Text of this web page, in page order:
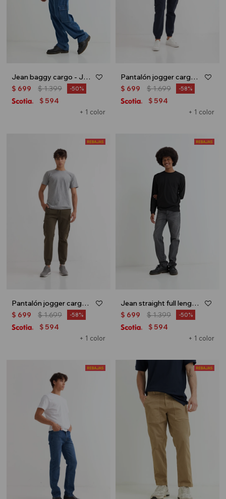
Jean baggy cargo - Jean oscuro
+ 1 color
$ 699 $1.399 50
$ 594
Pantalón jogger cargo - Azul marino
+ 1 color
$ 699 $1.699 58
$ 594
Pantalón jogger cargo - Verde oliva
+ 1 color
$ 699 $1.699 58
$ 594
Jean straight full length - Gris oscuro
+ 1 color
$ 699 $1.399 50
$ 594